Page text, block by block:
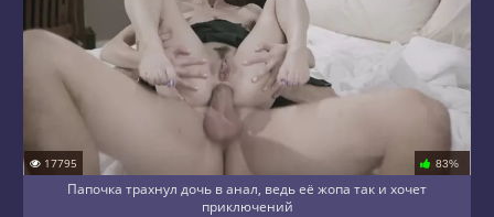
17795 83%
Папочка трахнул дочь в анал, ведь её жопа так и хочет
приключений